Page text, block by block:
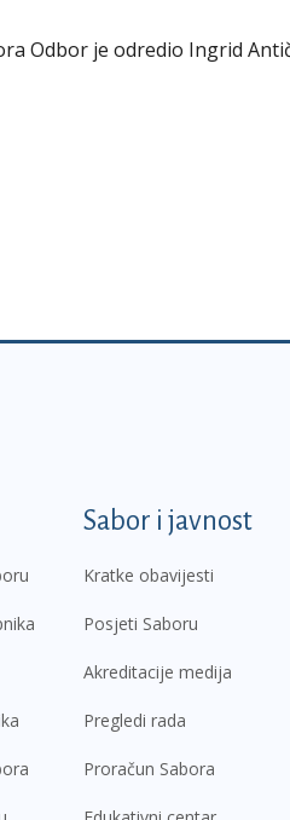
Odbor je odredio Ingrid
Sabor i javnost
Kratke obavijesti
Posjeti Saboru
Akreditacije medija
Pregledi rada
Proračun Sabora